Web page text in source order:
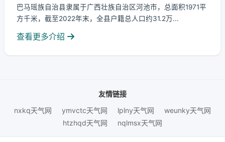
巴马瑶族自治县隶属于广西壮族自治区河池市，总面积1971平
方千米，截至2022年末，全县户籍总人口约31.2万...
查看更多介绍
友情链接
nxkq天气网
ymvctc天气网 lplny天气网
weunky天气网
htzhqd天气网
nqlmsx天气网